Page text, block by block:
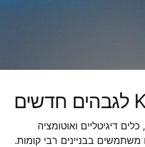
דיגיטליים ואוטומציה
בבניינים רבי קומות.